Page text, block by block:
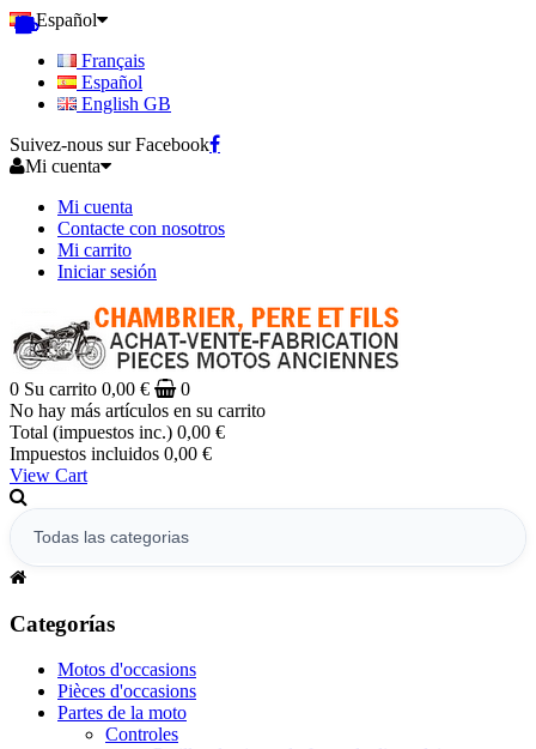
Español
Français
Español
English GB
Suivez-nous sur Facebook
Mi cuenta
Mi cuenta
Contacte con nosotros
Mi carrito
Iniciar sesión
0 Su carrito 0,00 €
0
No hay más artículos en su carrito
Total (impuestos inc.) 0,00 €
Impuestos incluidos 0,00 €
View Cart
Categorías
Motos d'occasions
Pièces d'occasions
Partes de la moto
Controles